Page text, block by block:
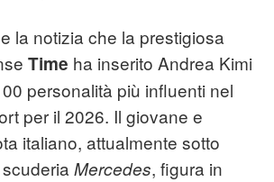
la notizia che la prestigiosa
Time ha inserito Andrea Kimi
personalità più influenti nel
per il 2026. Il giovane e
italiano, attualmente sotto
Mercedes, figura in